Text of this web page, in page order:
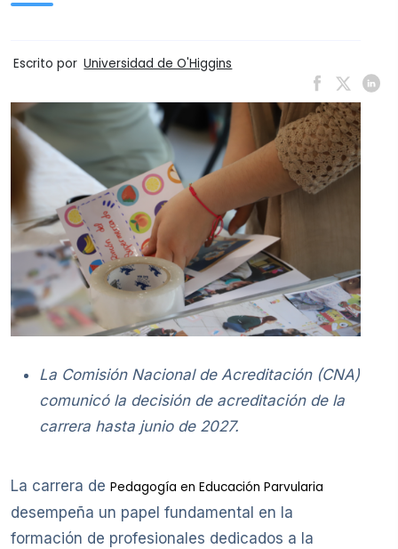
Escrito por Universidad de O'Higgins
La Comisión Nacional de Acreditación (CNA)
comunicó la decisión de acreditación de la
carrera hasta junio de 2027.
La carrera de Pedagogía en Educación Parvularia
desempeña un papel fundamental en la
formación de profesionales dedicados a la